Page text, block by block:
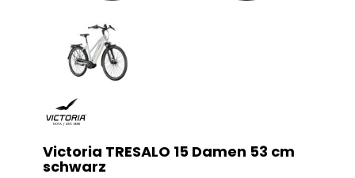
Victoria TRESALO 15 Damen 53 cm
schwarz